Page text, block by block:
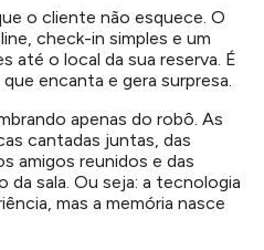
o cliente não esquece. O
check-in simples e um
até o local da sua reserva. É
encanta e gera surpresa.
apenas do robô. As
cantadas juntas, das
amigos reunidos e das
sala. Ou seja: a tecnologia
mas a memória nasce